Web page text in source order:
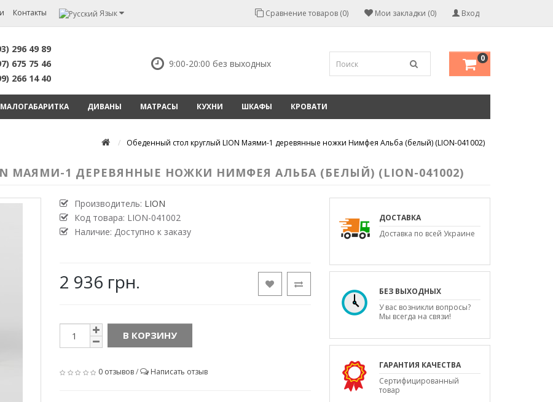
Контакты Язык Вход
Мои закладки (0)
Сравнение товаров (0)
296 49 89
675 75 46
266 14 40
9:00-20:00 без выходных 0
МАЛОГАБАРИТКА ДИВАНЫ МАТРАСЫ КУХНИ ШКАФЫ КРОВАТИ
Обеденный стол круглый LION Маями-1 деревянные ножки Нимфея Альба (белый) (LION-041002)
МАЯМИ-1 ДЕРЕВЯННЫЕ НОЖКИ НИМФЕЯ АЛЬБА (БЕЛЫЙ) (LION-041002)
Производитель: LION
Код товара: LION-041002
Наличие: Доступно к заказу
2 936 грн.
В КОРЗИНУ
0 отзывов/ Написать отзыв
ДОСТАВКА
Доставка по всей Украине
БЕЗ ВЫХОДНЫХ
У вас возникли вопросы?
Мы всегда на связи!
ГАРАНТИЯ КАЧЕСТВА
Сертифицированный
товар